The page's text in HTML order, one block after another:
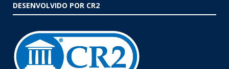
DESENVOLVIDO POR CR2